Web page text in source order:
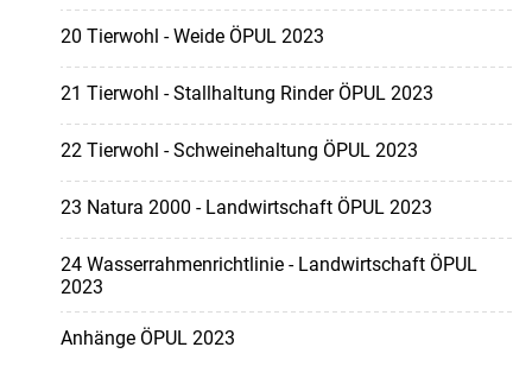
20 Tierwohl - Weide ÖPUL 2023
21 Tierwohl - Stallhaltung Rinder ÖPUL 2023
22 Tierwohl - Schweinehaltung ÖPUL 2023
23 Natura 2000 - Landwirtschaft ÖPUL 2023
24 Wasserrahmenrichtlinie - Landwirtschaft ÖPUL
2023
Anhänge ÖPUL 2023